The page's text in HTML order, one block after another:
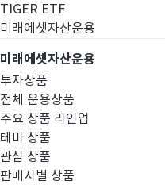
TIGER ETF
미래에셋자산운용
미래에셋자산운용
투자상품
전체 운용상품
주요 상품 라인업
테마 상품
관심 상품
판매사별 상품